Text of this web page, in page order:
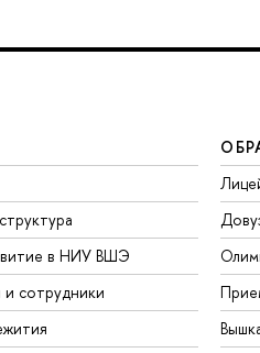
в НИУ ВШЭ
сотрудники